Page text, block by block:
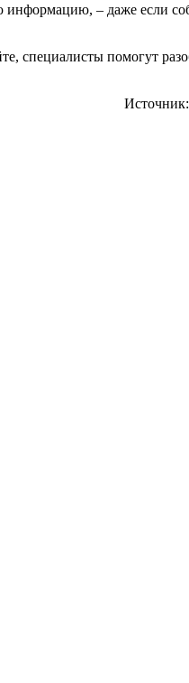
информацию, – даже если
специалисты помогут
Источник: